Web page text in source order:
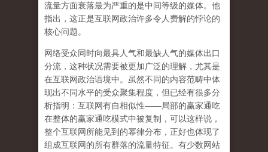
流量方面衰落最为严重的是中间等级的媒体。他
指出，这正是互联网政治许多令人费解的悖论的
核心问题。
网络受众同时向最具人气和最缺人气的媒体出口
分流，这种状况需要被更加广泛的理解，尤其是
在互联网政治语境中。虽然不同的内容范畴中体
现出不同水平的受众聚集程度，但已经有很多分
析指明：互联网有自相似性——局部的赢家通吃
在整体的赢家通吃模式中被复制，可以这样说，
整个互联网所能见到的幂律分布，正好也体现了
组成互联网的所有群落的流量特征。有少数网站